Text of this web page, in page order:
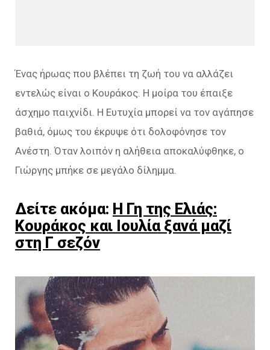
Ένας ήρωας που βλέπει τη ζωή του να αλλάζει
εντελώς είναι ο Κουράκος. Η μοίρα του έπαιξε
άσχημο παιχνίδι. Η Ευτυχία μπορεί να τον αγάπησε
βαθιά, όμως του έκρυψε ότι δολοφόνησε τον
Ανέστη. Όταν λοιπόν η αλήθεια αποκαλύφθηκε, ο
Γιώργης μπήκε σε μεγάλο δίλημμα.
Δείτε ακόμα: Η Γη της Ελιάς:
Κουράκος και Ιουλία ξανά μαζί
στη Γ σεζόν